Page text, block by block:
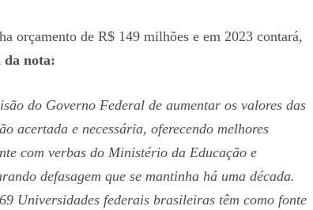
orçamento de R$ 149 milhões e em 2023 contará,
da nota:
do Governo Federal de aumentar os valores das
acertada e necessária, oferecendo melhores
com verbas do Ministério da Educação e
defasagem que se mantinha há uma década.
Universidades federais brasileiras têm como fonte